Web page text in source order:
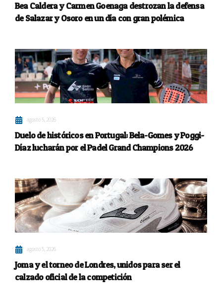
Bea Caldera y Carmen Goenaga destrozan la defensa
de Salazar y Osoro en un día con gran polémica
agosto 5, 2026
Duelo de históricos en Portugal: Bela-Gomes y Poggi-
Díaz lucharán por el Padel Grand Champions 2026
agosto 5, 2026
Joma y el torneo de Londres, unidos para ser el
calzado oficial de la competición